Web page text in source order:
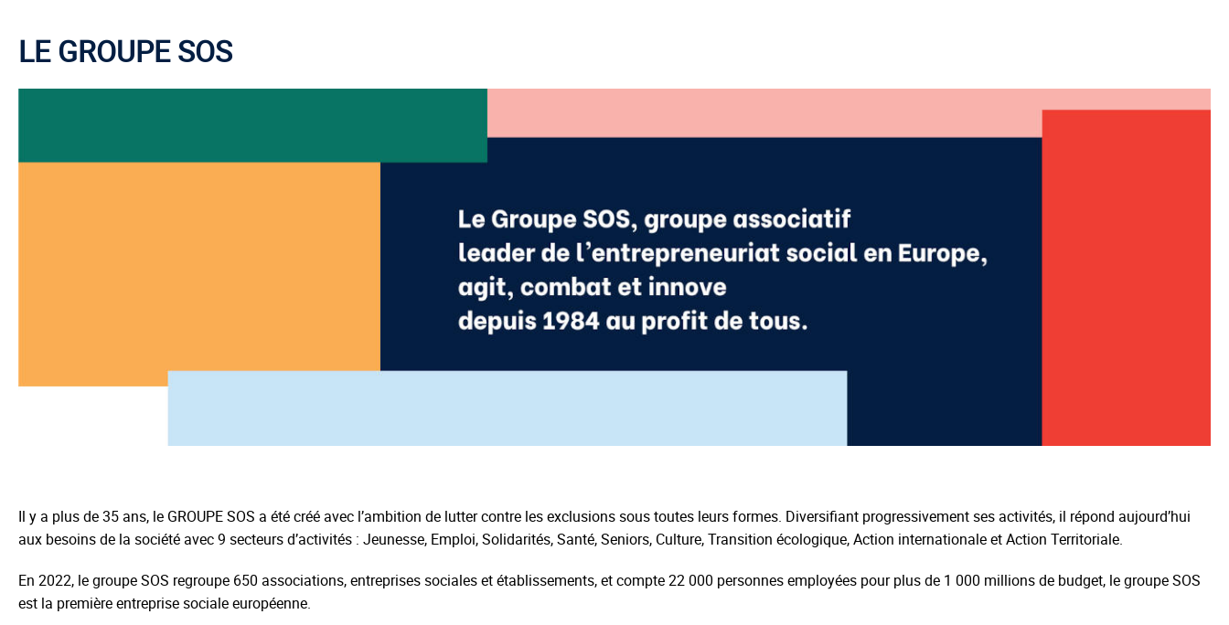
LE GROUPE SOS
Il y a plus de 35 ans, le GROUPE SOS a été créé avec l’ambition de lutter contre les exclusions sous toutes leurs formes. Diversifiant progressivement ses activités, il répond aujourd’hui
aux besoins de la société avec 9 secteurs d’activités : Jeunesse, Emploi, Solidarités, Santé, Seniors, Culture, Transition écologique, Action internationale et Action Territoriale.
En 2022, le groupe SOS regroupe 650 associations, entreprises sociales et établissements, et compte 22 000 personnes employées pour plus de 1 000 millions de budget, le groupe SOS
est la première entreprise sociale européenne.